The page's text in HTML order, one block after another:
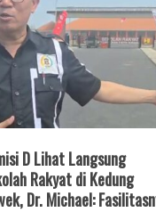
D Lihat Langsung
Rakyat di Kedung
Dr. Michael: